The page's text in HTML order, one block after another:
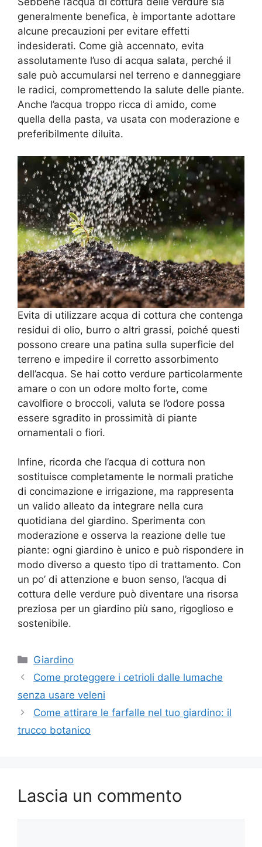
generalmente benefica, è importante adottare
alcune precauzioni per evitare effetti
indesiderati. Come già accennato, evita
assolutamente l’uso di acqua salata, perché il
sale può accumularsi nel terreno e danneggiare
le radici, compromettendo la salute delle piante.
Anche l’acqua troppo ricca di amido, come
quella della pasta, va usata con moderazione e
preferibilmente diluita.
Evita di utilizzare acqua di cottura che contenga
residui di olio, burro o altri grassi, poiché questi
possono creare una patina sulla superficie del
terreno e impedire il corretto assorbimento
dell’acqua. Se hai cotto verdure particolarmente
amare o con un odore molto forte, come
cavolfiore o broccoli, valuta se l’odore possa
essere sgradito in prossimità di piante
ornamentali o fiori.
Infine, ricorda che l’acqua di cottura non
sostituisce completamente le normali pratiche
di concimazione e irrigazione, ma rappresenta
un valido alleato da integrare nella cura
quotidiana del giardino. Sperimenta con
moderazione e osserva la reazione delle tue
piante: ogni giardino è unico e può rispondere in
modo diverso a questo tipo di trattamento. Con
un po’ di attenzione e buon senso, l’acqua di
cottura delle verdure può diventare una risorsa
preziosa per un giardino più sano, rigoglioso e
sostenibile.
Categorie
Giardino
Come proteggere i cetrioli dalle lumache
senza usare veleni
Come attirare le farfalle nel tuo giardino: il
trucco botanico
Lascia un commento